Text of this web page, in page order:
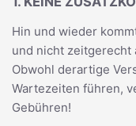
Hin und wieder
und nicht zeitgerecht
Obwohl derartige
Wartezeiten führen,
Gebühren!